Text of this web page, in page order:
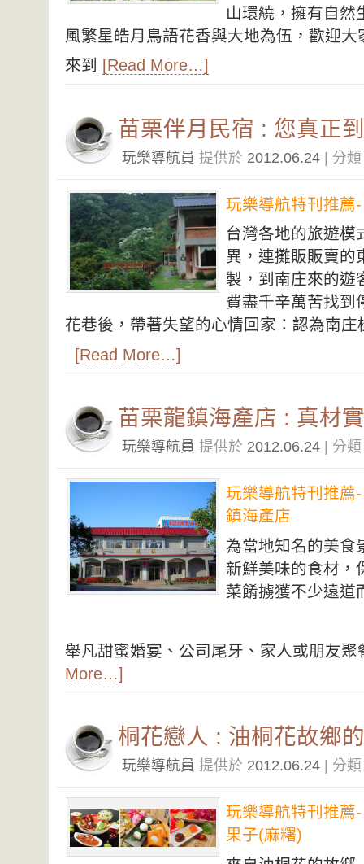
山環繞，擁有自然
風繁星皓月鳥語花香與大地為伍，歡迎
來到
[Read More…]
苗栗伴月民宿 : 您真正
玩樂導航員 提供於 2012.06.24 | 分
玩樂導航特刊推薦
台灣各地的旅遊模
異，連攤販販賣的
製，到南庄來的遊
費盡千辛萬苦找到
花巷後，帶著失望的心情回家：認為南
[Read More…]
苗栗龍鎮海產店 : 真材
玩樂導航員 提供於 2012.06.24 | 分
玩樂導航特刊推薦
鎮海產店
為當地知名的美食
新鮮美味的食材，
菜餚擄獲不少遠道
舉凡甜蜜婚宴、公司尾牙、家人或朋友
More…]
桐花戀人 : 油桐花故鄉
玩樂導航員 提供於 2012.06.24 | 分
玩樂導航特刊推薦
果子(麻糬)